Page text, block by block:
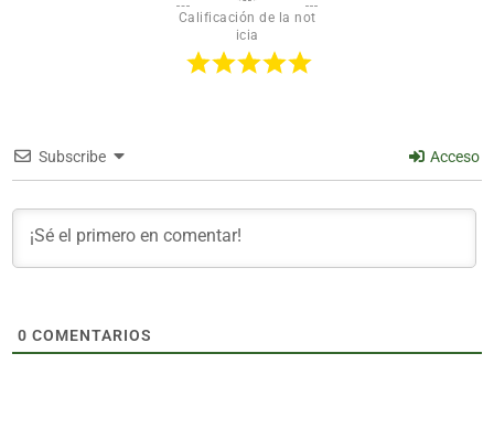
Calificación de la not
icia
Subscribe Acceso
0 COMENTARIOS